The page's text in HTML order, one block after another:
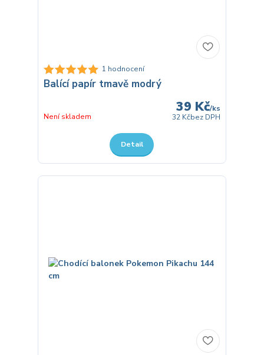
1 hodnocení
Balící papír tmavě modrý
39 Kč/ks
32 Kčbez DPH
Není skladem
Detail